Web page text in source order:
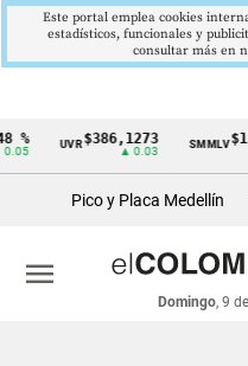
Cintillo
económicos
Colombia
$386,1273
▲ 0.03
SMMLV
Pico y Placa Medellín
Domingo, 9
menu
Este portal emplea cookies
estadísticos, funcionales y
consultar más en